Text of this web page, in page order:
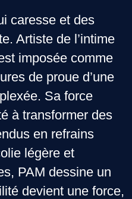
caresse et des
Artiste de l’intime
imposée comme
de proue d’une
Sa force
à transformer des
en refrains
légère et
PAM dessine un
devient une force,